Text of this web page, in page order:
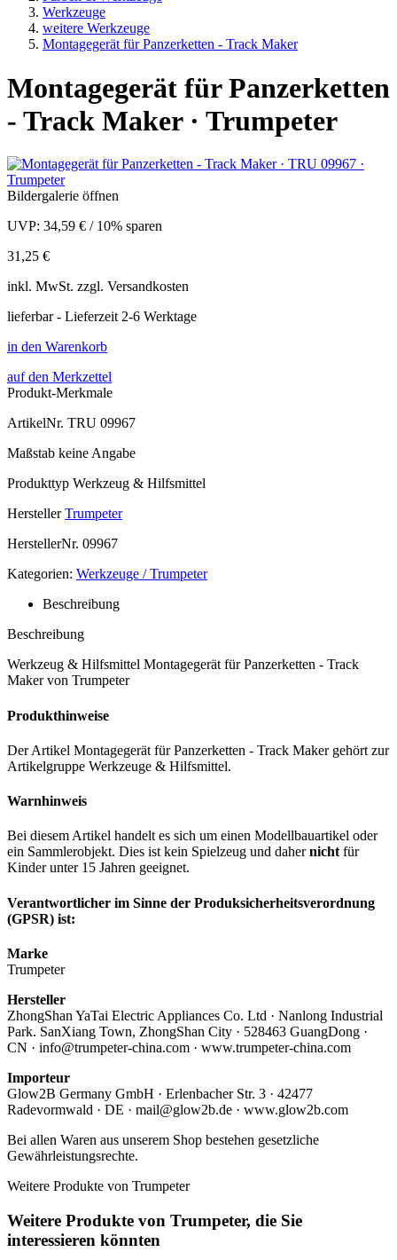
Werkzeuge
weitere Werkzeuge
Montagegerät für Panzerketten - Track Maker
Montagegerät für Panzerketten
- Track Maker · Trumpeter
Bildergalerie öffnen
UVP: 34,59 € / 10% sparen
31,25 €
inkl. MwSt. zzgl. Versandkosten
lieferbar - Lieferzeit 2-6 Werktage
in den Warenkorb
auf den Merkzettel
Produkt-Merkmale
ArtikelNr. TRU 09967
Maßstab keine Angabe
Produkttyp Werkzeug & Hilfsmittel
Hersteller Trumpeter
HerstellerNr. 09967
Kategorien: Werkzeuge / Trumpeter
Beschreibung
Beschreibung
Werkzeug & Hilfsmittel Montagegerät für Panzerketten - Track
Maker von Trumpeter
Produkthinweise
Der Artikel Montagegerät für Panzerketten - Track Maker gehört zur
Artikelgruppe Werkzeuge & Hilfsmittel.
Warnhinweis
Bei diesem Artikel handelt es sich um einen Modellbauartikel oder
ein Sammlerobjekt. Dies ist kein Spielzeug und dahernicht für
Kinder unter 15 Jahren geeignet.
Verantwortlicher im Sinne der Produksicherheitsverordnung
(GPSR) ist:
Marke
Trumpeter
Hersteller
ZhongShan YaTai Electric Appliances Co. Ltd · Nanlong Industrial
Park. SanXiang Town, ZhongShan City · 528463 GuangDong ·
CN · info@trumpeter-china.com · www.trumpeter-china.com
Importeur
Glow2B Germany GmbH · Erlenbacher Str. 3 · 42477
Radevormwald · DE · mail@glow2b.de · www.glow2b.com
Bei allen Waren aus unserem Shop bestehen gesetzliche
Gewährleistungsrechte.
Weitere Produkte von Trumpeter
Weitere Produkte von Trumpeter, die Sie
interessieren könnten